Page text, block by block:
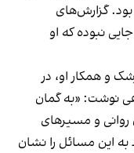
گزارش‌های
نبوده که او
و همکار او، در
نوشت: «به گمان
و مسیر‌های
به این مسائل را نشان